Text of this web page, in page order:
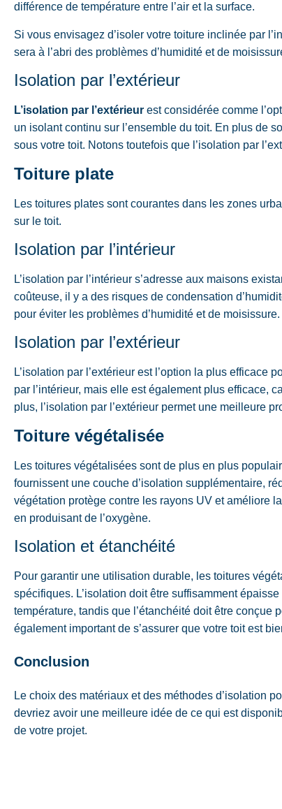
différence de température entre l’air et la surface.
Si vous envisagez d’isoler votre toiture inclinée par
sera à l’abri des problèmes d’humidité et de
Isolation par l’extérieur
L’isolation par l’extérieur est considérée comme
un isolant continu sur l’ensemble du toit. En plus de
sous votre toit. Notons toutefois que l’isolation par
Toiture plate
Les toitures plates sont courantes dans les zones
sur le toit.
Isolation par l’intérieur
L’isolation par l’intérieur s’adresse aux maisons
coûteuse, il y a des risques de condensation
pour éviter les problèmes d’humidité et de moisissure.
Isolation par l’extérieur
L’isolation par l’extérieur est l’option la plus efficace
par l’intérieur, mais elle est également plus efficace,
plus, l’isolation par l’extérieur permet une meilleure
Toiture végétalisée
Les toitures végétalisées sont de plus en plus
fournissent une couche d’isolation supplémentaire,
végétation protège contre les rayons UV et améliore
en produisant de l’oxygène.
Isolation et étanchéité
Pour garantir une utilisation durable, les toitures
spécifiques. L’isolation doit être suffisamment
température, tandis que l’étanchéité doit être conçue
également important de s’assurer que votre toit est
Conclusion
Le choix des matériaux et des méthodes d’isolation
devriez avoir une meilleure idée de ce qui est
de votre projet.